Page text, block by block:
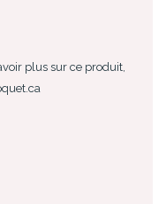
plus sur ce produit,